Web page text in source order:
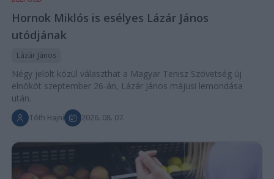
Hornok Miklós is esélyes Lázár János
utódjának
Lázár János
Négy jelölt közül választhat a Magyar Tenisz Szövetség új
elnököt szeptember 26-án, Lázár János májusi lemondása
után.
Tóth Hajni 2026. 08. 07.